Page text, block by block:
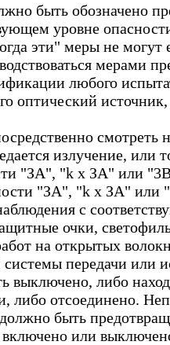
быть обозначено
уровне
эти" меры не могут
мерами
любого
оптический
смотреть
излучение, или
"ЗА", "k х ЗА" или
"ЗА", "k х ЗА"
с
очки,
на открытых
передачи или
выключено, либо
либо отсоединено.
быть
или